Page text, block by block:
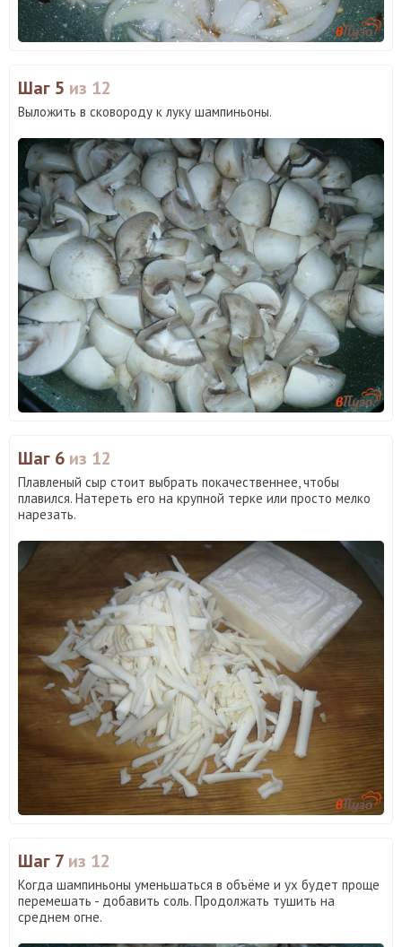
Шаг 5 из 12
Выложить в сковороду к луку шампиньоны.
Шаг 6 из 12
Плавленый сыр стоит выбрать покачественнее, чтобы
плавился. Натереть его на крупной терке или просто мелко
нарезать.
Шаг 7 из 12
Когда шампиньоны уменьшаться в объёме и ух будет проще
перемешать - добавить соль. Продолжать тушить на
среднем огне.